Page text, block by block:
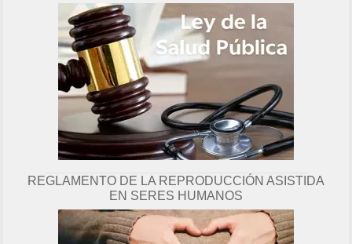
REGLAMENTO DE LA REPRODUCCIÓN ASISTIDA
EN SERES HUMANOS